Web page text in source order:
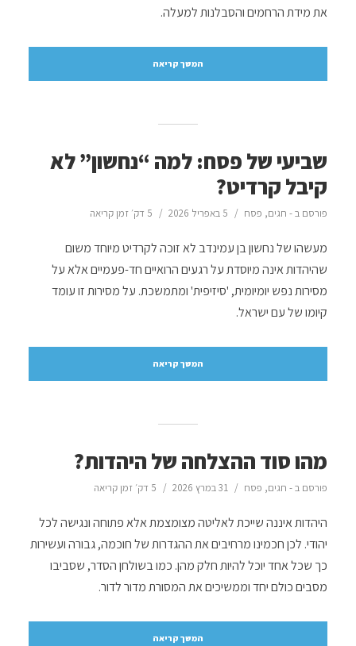
את מידת הרחמים והסבלנות למעלה.
המשך קריאה
שביעי של פסח: למה “נחשון” לא
קיבל קרדיט?
פורסם ב - חגים, פסח 5 באפריל 2026 5 דק׳ זמן קריאה
מעשהו של נחשון בן עמינדב לא זוכה לקרדיט מיוחד משום
שהיהדות אינה מיוסדת על רגעים הרואיים חד-פעמיים אלא על
מסירות נפש יומיומית, 'סיזיפית' ומתמשכת. על מסירות זו עומד
קיומו של עם ישראל.
המשך קריאה
מהו סוד ההצלחה של היהדות?
פורסם ב - חגים, פסח 31 במרץ 2026 5 דק׳ זמן קריאה
היהדות איננה שייכת לאליטה מצומצמת אלא פתוחה ונגישה לכל
יהודי. לכן חכמינו מרחיבים את ההגדרות של חוכמה, גבורה ועשירות
כך שכל אחד יוכל להיות חלק מהן. כמו בשולחן הסדר, שסביבו
מסבים כולם יחד וממשיכים את המסורת מדור לדור.
המשך קריאה